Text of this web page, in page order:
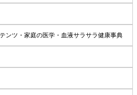
ンツ・家庭の医学・血液サラサラ健康事典